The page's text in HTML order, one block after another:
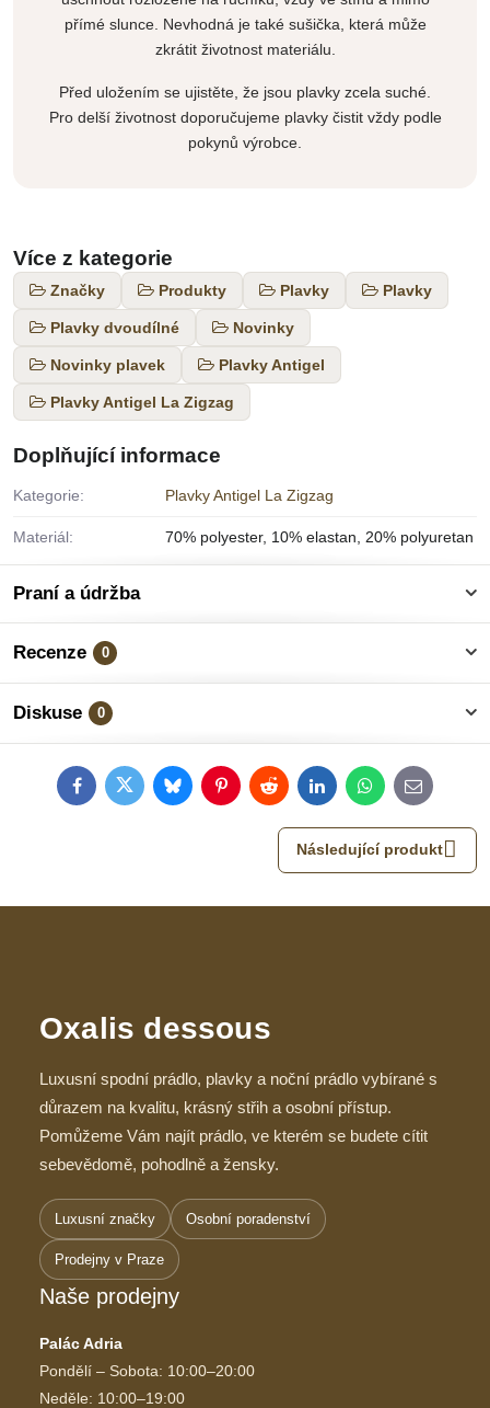
přímé slunce. Nevhodná je také sušička, která může
zkrátit životnost materiálu.
Před uložením se ujistěte, že jsou plavky zcela suché.
Pro delší životnost doporučujeme plavky čistit vždy podle
pokynů výrobce.
Více z kategorie
Značky Produkty Plavky Plavky
Plavky dvoudílné Novinky
Novinky plavek Plavky Antigel
Plavky Antigel La Zigzag
Doplňující informace
Kategorie: Plavky Antigel La Zigzag
Materiál: 70% polyester, 10% elastan, 20% polyuretan
Praní a údržba
Recenze 0
Diskuse 0
FacebookTwitterBlueskyPinterestRedditLinkedInWhatsApp
E-
mail
Následující produkt
Oxalis dessous
Luxusní spodní prádlo, plavky a noční prádlo vybírané s
důrazem na kvalitu, krásný střih a osobní přístup.
Pomůžeme Vám najít prádlo, ve kterém se budete cítit
sebevědomě, pohodlně a žensky.
Luxusní značky Osobní poradenství
Prodejny v Praze
Naše prodejny
Palác Adria
Pondělí – Sobota: 10:00–20:00
Neděle: 10:00–19:00